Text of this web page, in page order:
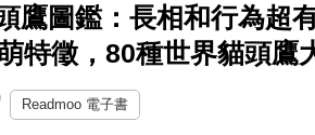
鷹圖鑑：長相和行為超
特徵，80種世界貓頭鷹
Readmoo 電子書